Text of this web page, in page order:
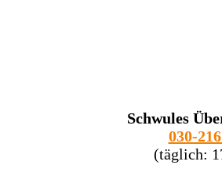
Schwules
030-
(täglich: